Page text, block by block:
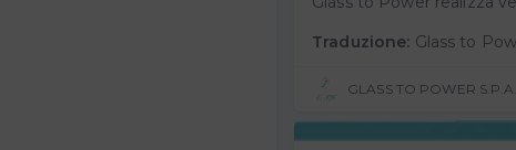
Traduzione: Glass to Power makes transparent photovoltaic glazing that can be invisibly integrated into the architecture of buildings to bring them in line with Near-Zero
GLASS TO POWER S.P.A.